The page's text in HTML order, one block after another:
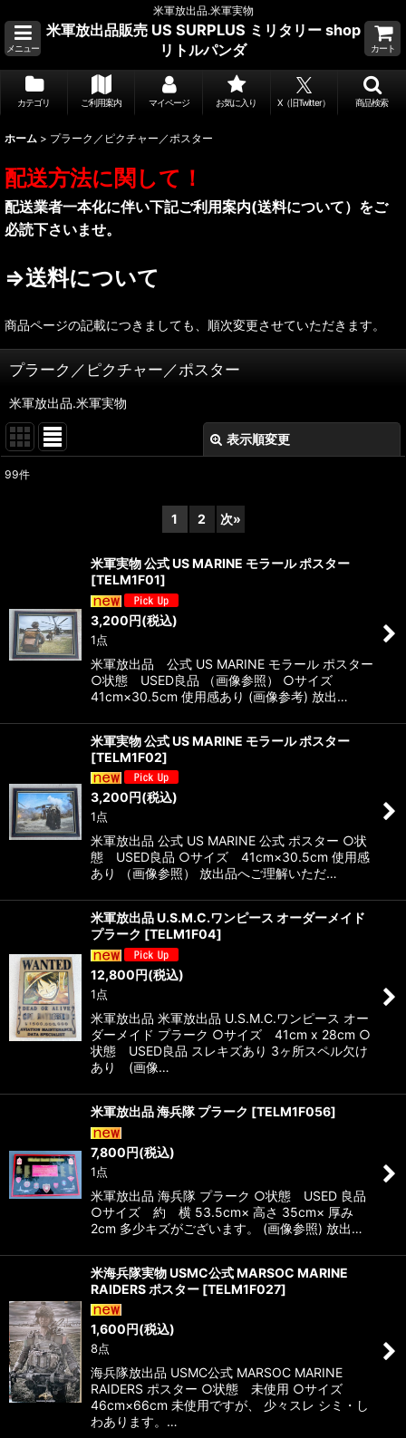
米軍放出品.米軍実物
メニュー
米軍放出品販売 US SURPLUS ミリタリー shop
リトルパンダ
カート
カテゴリ ご利用案内 マイページ お気に入り X（旧Twitter） 商品検索
ホーム > プラーク／ピクチャー／ポスター
配送方法に関して！
配送業者一本化に伴い下記ご利用案内(送料について）をご
必読下さいませ。
⇒送料について
商品ページの記載につきましても、順次変更させていただきます。
プラーク／ピクチャー／ポスター
米軍放出品.米軍実物
表示順変更
99件
1 2 次»
米軍実物 公式 US MARINE モラール ポスター
[TELM1F01]
3,200円(税込)
1点
米軍放出品 公式 US MARINE モラール ポスター
○状態 USED良品 （画像参照） ○サイズ
41cm×30.5cm 使用感あり (画像参考) 放出…
米軍実物 公式 US MARINE モラール ポスター
[TELM1F02]
3,200円(税込)
1点
米軍放出品 公式 US MARINE 公式 ポスター ○状
態 USED良品 ○サイズ 41cm×30.5cm 使用感
あり （画像参照） 放出品へご理解いただ…
米軍放出品 U.S.M.C.ワンピース オーダーメイド
プラーク [TELM1F04]
12,800円(税込)
1点
米軍放出品 米軍放出品 U.S.M.C.ワンピース オー
ダーメイド プラーク ○サイズ 41cm x 28cm ○
状態 USED良品 スレキズあり 3ヶ所スペル欠け
あり (画像…
米軍放出品 海兵隊 プラーク [TELM1F056]
7,800円(税込)
1点
米軍放出品 海兵隊 プラーク ○状態 USED 良品
○サイズ 約 横 53.5cm× 高さ 35cm× 厚み
2cm 多少キズがございます。 (画像参照) 放出…
米海兵隊実物 USMC公式 MARSOC MARINE
RAIDERS ポスター [TELM1F027]
1,600円(税込)
8点
海兵隊放出品 USMC公式 MARSOC MARINE
RAIDERS ポスター ○状態 未使用 ○サイズ
46cm×66cm 未使用ですが、 少々スレ シミ・し
わあります。…